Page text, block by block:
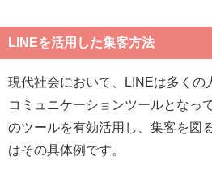
LINEを活用した集客方法
現代社会において、LINEは多くの
コミュニケーションツールとなっ
のツールを有効活用し、集客を図
はその具体例です。